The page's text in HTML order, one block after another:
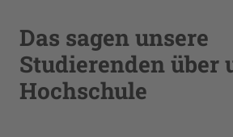
Das sagen unsere
Studierenden über
Hochschule